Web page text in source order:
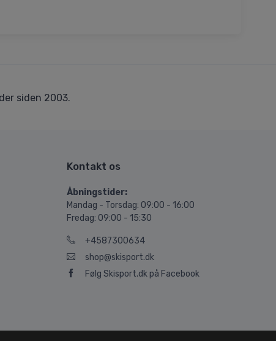
siden 2003.
Kontakt os
Åbningstider:
Mandag - Torsdag: 09:00 - 16:00
Fredag: 09:00 - 15:30
+4587300634
shop@skisport.dk
Følg Skisport.dk på Facebook